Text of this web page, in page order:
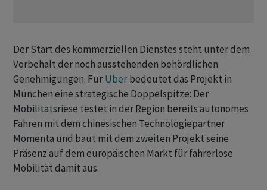
Der Start des kommerziellen Dienstes steht unter dem
Vorbehalt der noch ausstehenden behördlichen
Genehmigungen. Für Uber bedeutet das Projekt in
München eine strategische Doppelspitze: Der
Mobilitätsriese testet in der Region bereits autonomes
Fahren mit dem chinesischen Technologiepartner
Momenta und baut mit dem zweiten Projekt seine
Präsenz auf dem europäischen Markt für fahrerlose
Mobilität damit aus.